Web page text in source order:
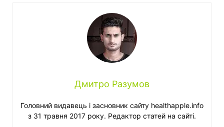
Дмитро Разумов
Головний видавець і засновник сайту healthapple.info
з 31 травня 2017 року. Редактор статей на сайті.